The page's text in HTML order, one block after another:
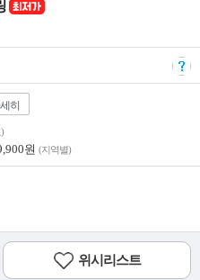
히
원 (지역별)
위시리스트